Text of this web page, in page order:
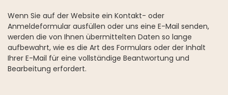
Wenn Sie auf der Website ein Kontakt- oder
Anmeldeformular ausfüllen oder uns eine E-Mail senden,
werden die von Ihnen übermittelten Daten so lange
aufbewahrt, wie es die Art des Formulars oder der Inhalt
Ihrer E-Mail für eine vollständige Beantwortung und
Bearbeitung erfordert.